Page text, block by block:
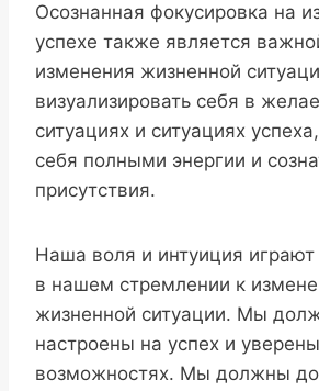
Осознанная фокусировка на
успехе также является
изменения жизненной
визуализировать себя в
ситуациях и ситуациях
себя полными энергии и
присутствия.
Наша воля и интуиция
в нашем стремлении к
жизненной ситуации. Мы
настроены на успех и
возможностях. Мы должны